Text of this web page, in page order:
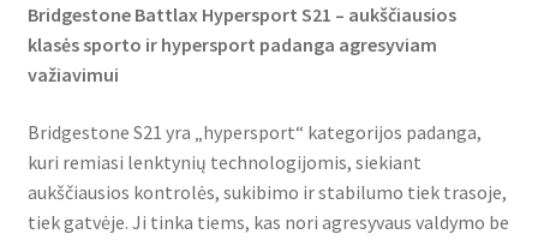
Bridgestone Battlax Hypersport S21 – aukščiausios
klasės sporto ir hypersport padanga agresyviam
važiavimui
Bridgestone S21 yra „hypersport“ kategorijos padanga,
kuri remiasi lenktynių technologijomis, siekiant
aukščiausios kontrolės, sukibimo ir stabilumo tiek trasoje,
tiek gatvėje. Ji tinka tiems, kas nori agresyvaus valdymo be